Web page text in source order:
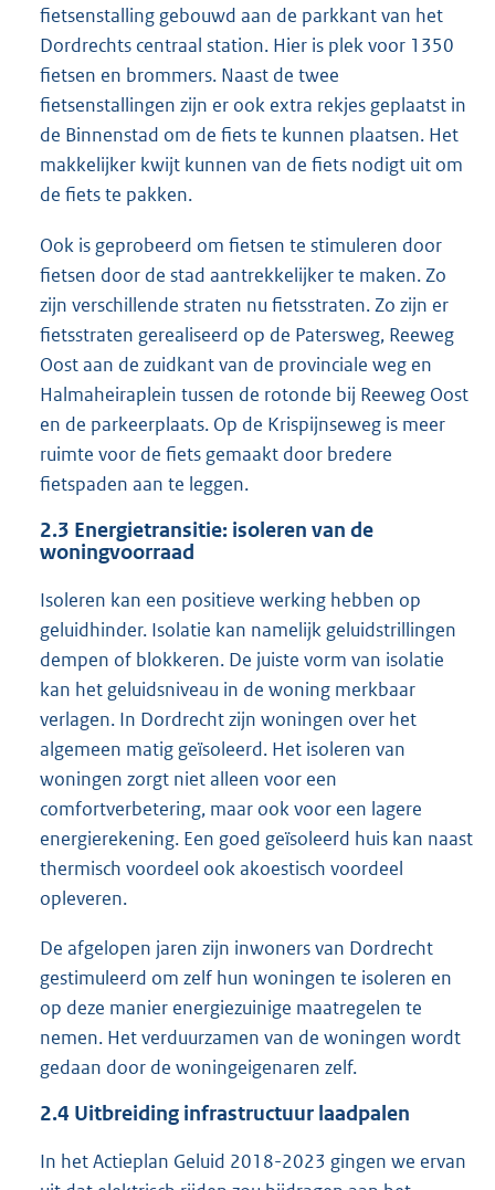
fietsenstalling gebouwd aan de parkkant van het
Dordrechts centraal station. Hier is plek voor 1350
fietsen en brommers. Naast de twee
fietsenstallingen zijn er ook extra rekjes geplaatst in
de Binnenstad om de fiets te kunnen plaatsen. Het
makkelijker kwijt kunnen van de fiets nodigt uit om
de fiets te pakken.
Ook is geprobeerd om fietsen te stimuleren door
fietsen door de stad aantrekkelijker te maken. Zo
zijn verschillende straten nu fietsstraten. Zo zijn er
fietsstraten gerealiseerd op de Patersweg, Reeweg
Oost aan de zuidkant van de provinciale weg en
Halmaheiraplein tussen de rotonde bij Reeweg Oost
en de parkeerplaats. Op de Krispijnseweg is meer
ruimte voor de fiets gemaakt door bredere
fietspaden aan te leggen.
2.3 Energietransitie: isoleren van de
woningvoorraad
Isoleren kan een positieve werking hebben op
geluidhinder. Isolatie kan namelijk geluidstrillingen
dempen of blokkeren. De juiste vorm van isolatie
kan het geluidsniveau in de woning merkbaar
verlagen. In Dordrecht zijn woningen over het
algemeen matig geïsoleerd. Het isoleren van
woningen zorgt niet alleen voor een
comfortverbetering, maar ook voor een lagere
energierekening. Een goed geïsoleerd huis kan naast
thermisch voordeel ook akoestisch voordeel
opleveren.
De afgelopen jaren zijn inwoners van Dordrecht
gestimuleerd om zelf hun woningen te isoleren en
op deze manier energiezuinige maatregelen te
nemen. Het verduurzamen van de woningen wordt
gedaan door de woningeigenaren zelf.
2.4 Uitbreiding infrastructuur laadpalen
In het Actieplan Geluid 2018-2023 gingen we ervan